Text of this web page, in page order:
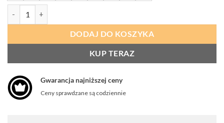
DODAJ DO KOSZYKA
KUP TERAZ
Gwarancja najniższej ceny
Ceny sprawdzane są codziennie